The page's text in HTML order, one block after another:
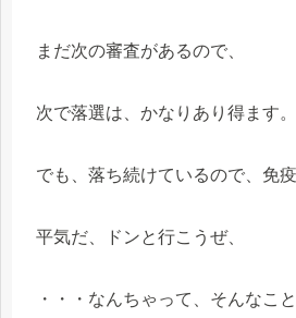
まだ次の審査があるので、
次で落選は、かなりあり得ます。
でも、落ち続けているので、免疫
平気だ、ドンと行こうぜ、
・・・なんちゃって、そんなこ